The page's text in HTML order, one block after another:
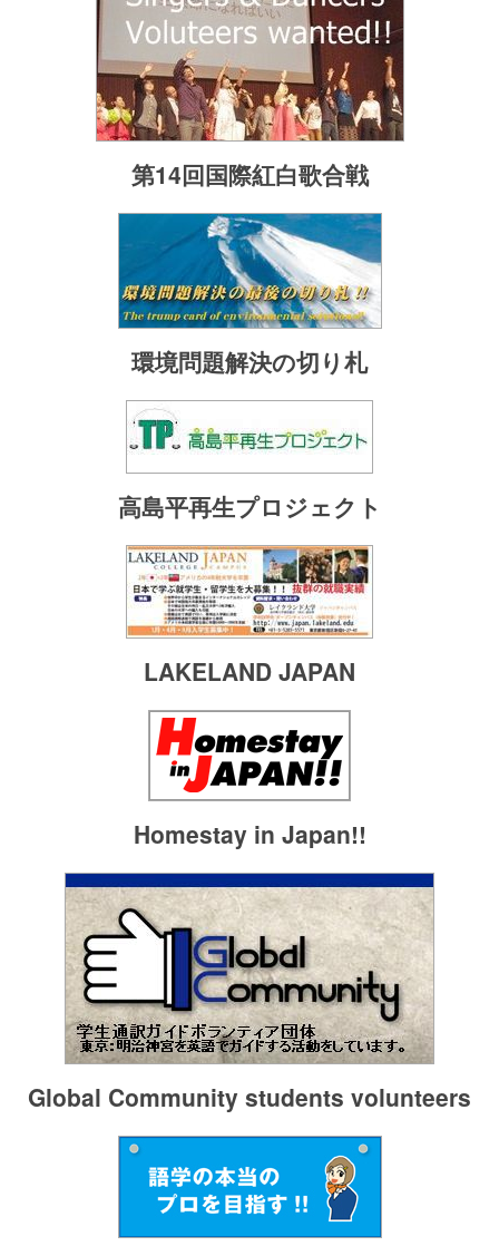
第14回国際紅白歌合戦
環境問題解決の切り札
高島平再生プロジェクト
LAKELAND JAPAN
Homestay in Japan!!
Global Community students volunteers